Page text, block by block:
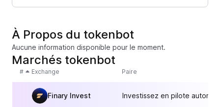
À Propos du tokenbot
Aucune information disponible pour le moment.
Marchés tokenbot
# Exchange Paire
Finary Invest Investissez en pilote